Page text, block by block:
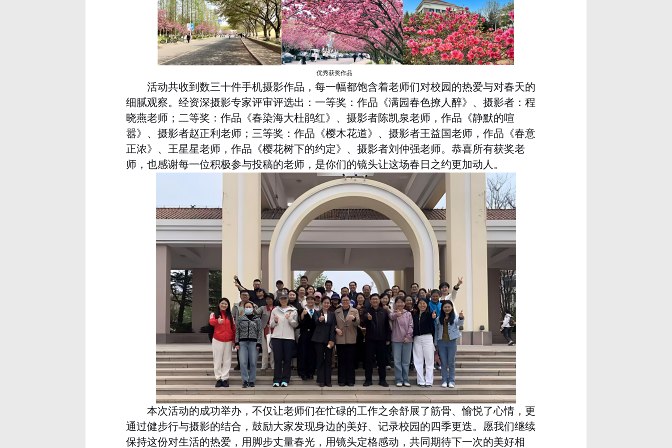
优秀获奖作品
活动共收到数三十件手机摄影作品，每一幅都饱含着老师们对校园的热爱与对春天的
细腻观察。经资深摄影专家评审评选出：一等奖：作品《满园春色撩人醉》、摄影者：程
晓燕老师；二等奖：作品《春染海大杜鹃红》、摄影者陈凯泉老师，作品《静默的喧
嚣》、摄影者赵正利老师；三等奖：作品《樱木花道》、摄影者王益国老师，作品《春意
正浓》、王星星老师，作品《樱花树下的约定》、摄影者刘仲强老师。恭喜所有获奖老
师，也感谢每一位积极参与投稿的老师，是你们的镜头让这场春日之约更加动人。
本次活动的成功举办，不仅让老师们在忙碌的工作之余舒展了筋骨、愉悦了心情，更
通过健步行与摄影的结合，鼓励大家发现身边的美好、记录校园的四季更迭。愿我们继续
保持这份对生活的热爱，用脚步丈量春光，用镜头定格感动，共同期待下一次的美好相